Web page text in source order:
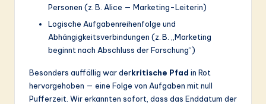
Personen (z. B. Alice — Marketing-Leiterin)
Logische Aufgabenreihenfolge und
Abhängigkeitsverbindungen (z. B. „Marketing
beginnt nach Abschluss der Forschung“)
Besonders auffällig war derkritische Pfad in Rot
hervorgehoben — eine Folge von Aufgaben mit null
Pufferzeit. Wir erkannten sofort, dass das Enddatum der